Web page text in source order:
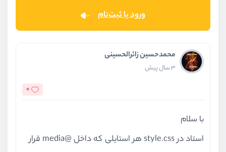
ورود یا ثبت‌نام
محمدحسین زائرالحسینی
3 سال پیش
0
با سلام
استاد در style.css هر استایلی که داخل @media قرار